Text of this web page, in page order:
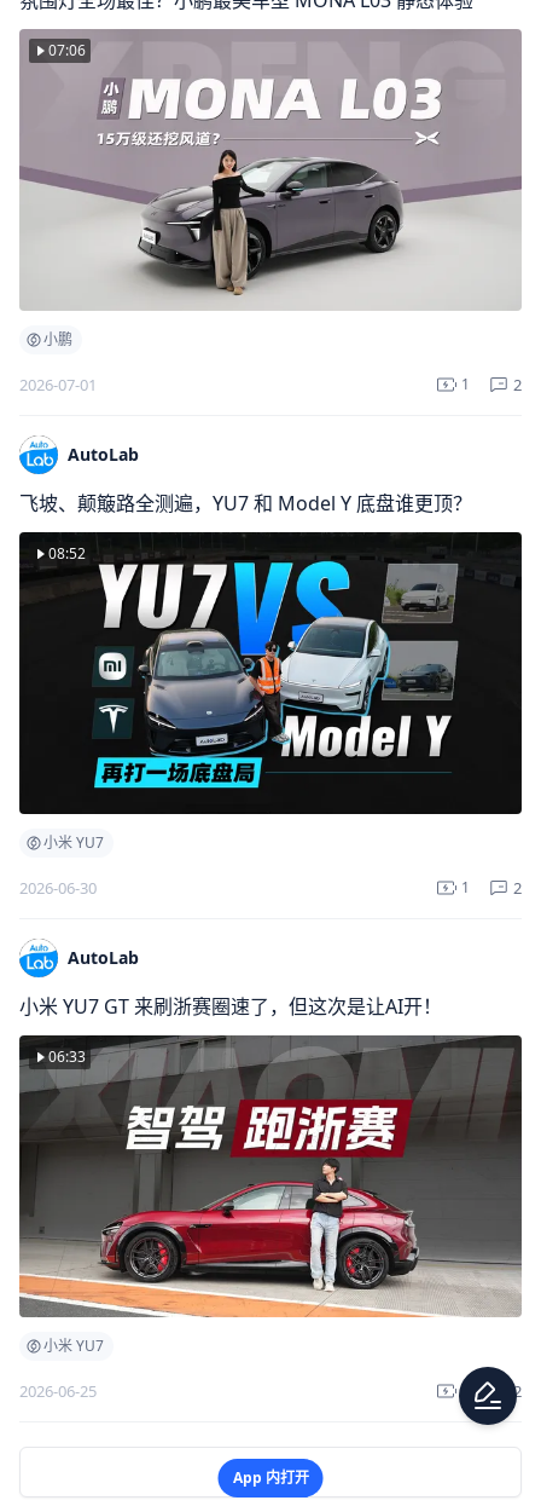
07:06
小鹏
2026-07-01 1 2
AutoLab
飞坡、颠簸路全测遍，YU7 和 Model Y 底盘谁更顶？
08:52
小米 YU7
2026-06-30 1 2
AutoLab
小米 YU7 GT 来刷浙赛圈速了，但这次是让AI开！
06:33
小米 YU7
2026-06-25 1 2
加载更多
App 内打开